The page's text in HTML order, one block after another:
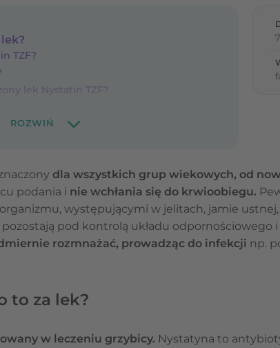
TZF?
lek Nystatin TZF?
dla wszystkich grup wiekowych, od
podania i nie wchłania się do krwioobiegu.
występującymi w jelitach, jamie
pod kontrolą układu odpornościowego
rozmnażać, prowadząc do infekcji np.
to za lek?
w leczeniu grzybicy. Nystatyna to